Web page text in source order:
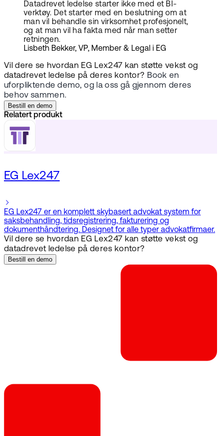
Datadrevet ledelse starter ikke med et BI-
verktøy. Det starter med en beslutning om at
man vil behandle sin virksomhet profesjonelt,
og at man vil ha fakta med når man setter
retningen.
Lisbeth Bekker, VP, Member & Legal i EG
Vil dere se hvordan EG Lex247 kan støtte vekst og
datadrevet ledelse på deres kontor? Book en
uforpliktende demo, og la oss gå gjennom deres
behov sammen.
Bestill en demo
Relatert produkt
EG Lex247
EG Lex247 er en komplett skybasert advokat system for
saksbehandling, tidsregistrering, fakturering og
dokumenthåndtering. Designet for alle typer advokatfirmaer.
Vil dere se hvordan EG Lex247 kan støtte vekst og
datadrevet ledelse på deres kontor?
Bestill en demo